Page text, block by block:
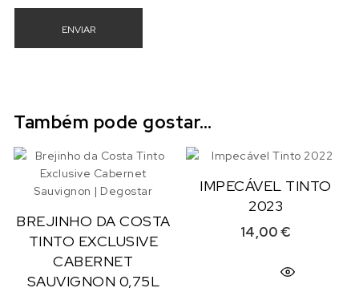
Também pode gostar…
BREJINHO DA COSTA
TINTO EXCLUSIVE
CABERNET
SAUVIGNON 0,75L
IMPECÁVEL TINTO
2023
14,00€